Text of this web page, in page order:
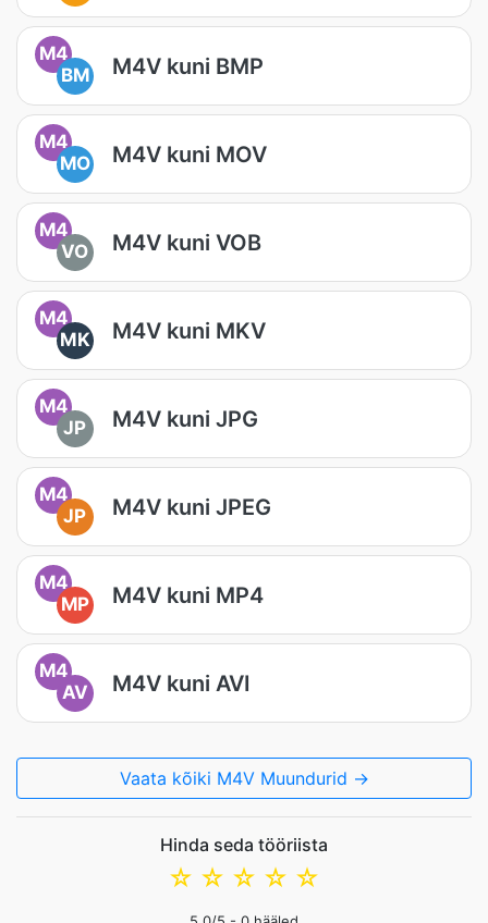
M4
BM
M4V kuni BMP
M4
MO
M4V kuni MOV
M4
VO
M4V kuni VOB
M4
MK
M4V kuni MKV
M4
JP
M4V kuni JPG
M4
JP
M4V kuni JPEG
M4
MP
M4V kuni MP4
M4
AV
M4V kuni AVI
Vaata kõiki M4V Muundurid →
Hinda seda tööriista
☆
☆
☆
☆
☆